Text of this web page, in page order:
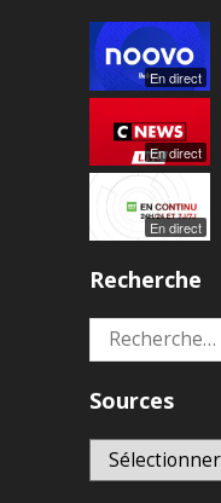
En direct
En direct
En direct
Recherche
Rechercher :
Sources